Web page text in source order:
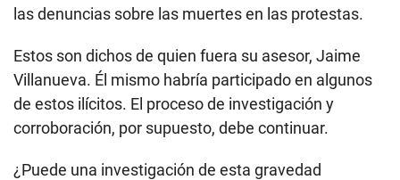
las denuncias sobre las muertes en las protestas.
Estos son dichos de quien fuera su asesor, Jaime
Villanueva. Él mismo habría participado en algunos
de estos ilícitos. El proceso de investigación y
corroboración, por supuesto, debe continuar.
¿Puede una investigación de esta gravedad